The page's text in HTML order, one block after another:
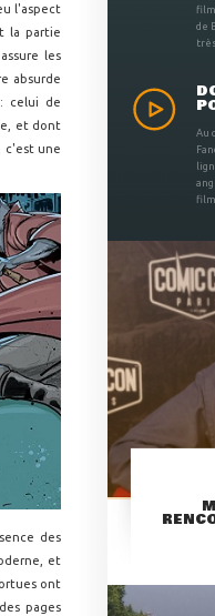
l'aspect
la partie
les
absurde
celui de
et dont
c'est une
des
et
ont
pages
de
Au